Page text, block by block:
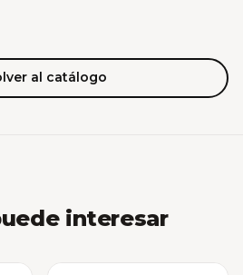
al catálogo
interesar